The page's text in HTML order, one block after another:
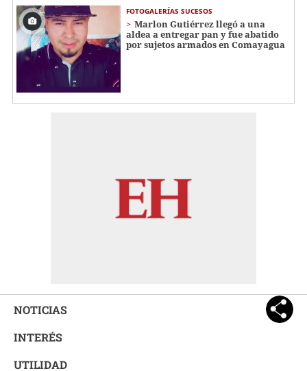
FOTOGALERÍAS SUCESOS
Marlon Gutiérrez llegó a una
aldea a entregar pan y fue abatido
por sujetos armados en Comayagua
NOTICIAS
INTERÉS
UTILIDAD